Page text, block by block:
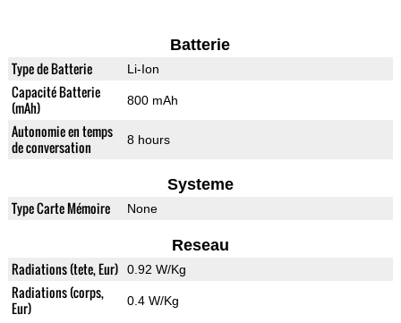
Batterie
Type de Batterie Li-Ion
Capacité Batterie
(mAh)
800 mAh
Autonomie en temps
de conversation
8 hours
Systeme
Type Carte Mémoire None
Reseau
Radiations (tete, Eur) 0.92 W/Kg
Radiations (corps,
Eur)
0.4 W/Kg